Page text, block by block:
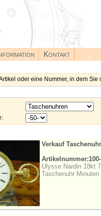
Kontakt
oder eine Nummer, in dem
Verkauf
Ulysse Nardin 18kt
Taschenuhr